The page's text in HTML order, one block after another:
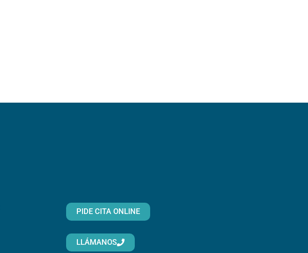
PIDE CITA ONLINE
LLÁMANOS